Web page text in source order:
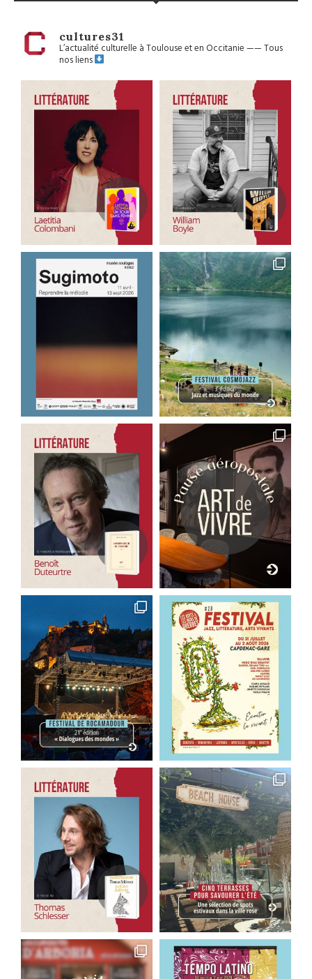
cultures31
L’actualité culturelle à Toulouse et en Occitanie——Tous
nos liens